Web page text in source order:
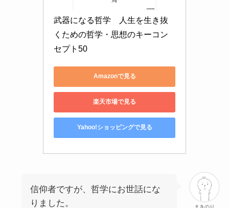
武器になる哲学　人生を生き抜
くための哲学・思想のキーコン
セプト50
Amazonで見る
楽天市場で見る
Yahoo!ショッピングで見る
信仰者ですが、哲学にお世話にな
りました。